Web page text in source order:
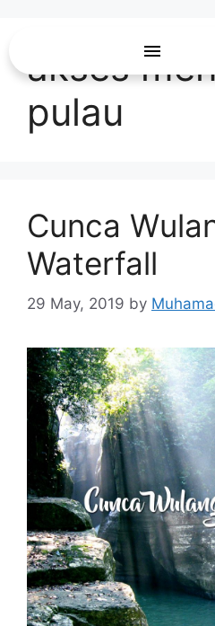
akses
pulau
Cunca
Waterfall
29 May, 2019 by